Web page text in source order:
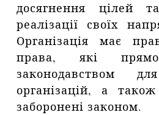
досягнення цілей
реалізації своїх
Організація має
права, які прямо
законодавством
організацій, а
заборонені законом.